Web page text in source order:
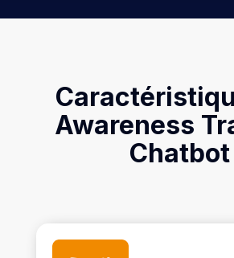
Awareness
Chatbot